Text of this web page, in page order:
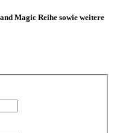
Magic Reihe sowie weitere